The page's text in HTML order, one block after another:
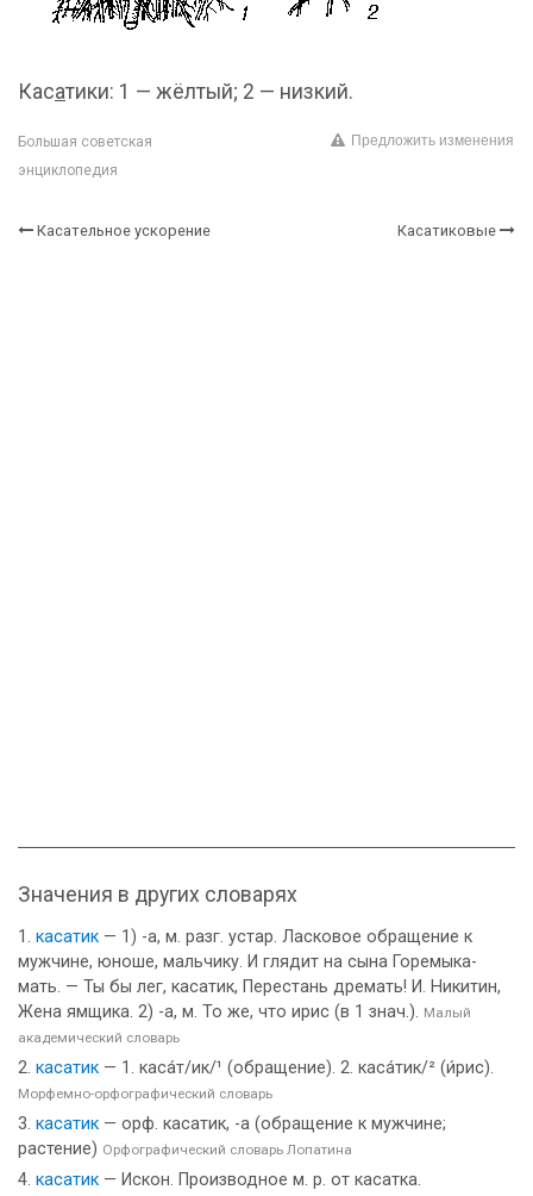
Касатики: 1 — жёлтый; 2 — низкий.
Большая советская
энциклопедия
Предложить изменения
Касательное ускорение Касатиковые
Значения в других словарях
касатик — 1) -а, м. разг. устар. Ласковое обращение к
мужчине, юноше, мальчику. И глядит на сына Горемыка-
мать. — Ты бы лег, касатик, Перестань дремать! И. Никитин,
Жена ямщика. 2) -а, м. То же, что ирис (в 1 знач.). Малый
академический словарь
касатик — 1. каса́т/ик/¹ (обращение). 2. каса́тик/² (и́рис).
Морфемно-орфографический словарь
касатик — орф. касатик, -а (обращение к мужчине;
растение) Орфографический словарь Лопатина
касатик — Искон. Производное м. р. от касатка.